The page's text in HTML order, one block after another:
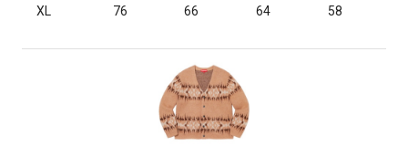
XL 76 66 64 58